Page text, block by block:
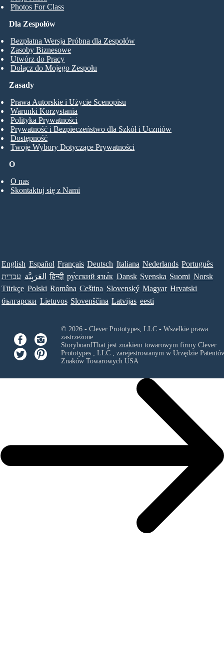
Photos For Class
Dla Zespołów
Bezpłatna Wersja Próbna dla Zespołów
Zasoby Biznesowe
Utwórz do Pracy
Dołącz do Mojego Zespołu
O
O nas
Skontaktuj się z Nami
Zasady
Prawa Autorskie i Użycie Scenopisu
Warunki Korzystania
Polityka Prywatności
Prywatność i Bezpieczeństwo dla Szkół i Uczniów
Dostępność
Twoje Wybory Dotyczące Prywatności
English Español Français Deutsch Italiana Nederlands Português
עברית العَرَبِيَّة हिन्दी ру́сский язы́к Dansk Svenska Suomi Norsk
Türkçe Polski Româna Ceština Slovenský Magyar Hrvatski
български Lietuvos Slovenščina Latvijas eesti
© 2026 - Clever Prototypes, LLC - Wszelkie prawa
zastrzeżone.
StoryboardThat jest znakiem towarowym firmy Clever
Prototypes , LLC, zarejestrowanym w Urzędzie
Znaków Towarowych USA